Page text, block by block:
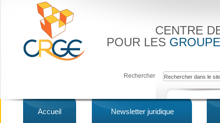
CENTRE
POUR LES
Rechercher
Accueil Newsletter juridique